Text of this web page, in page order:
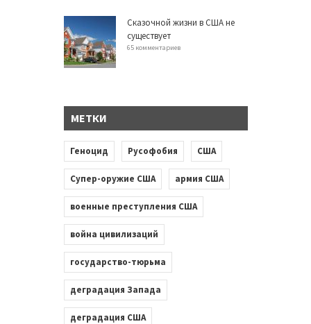
Сказочной жизни в США не
существует
65 комментариев
МЕТКИ
Геноцид Русофобия США
Супер-оружие США армия США
военные преступления США
война цивилизаций
государство-тюрьма
деградация Запада
деградация США